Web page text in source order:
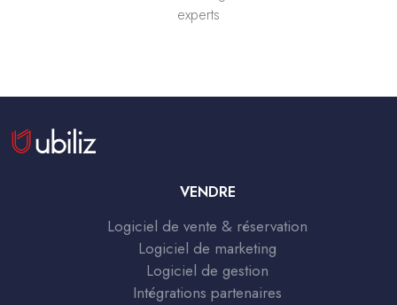
experts
VENDRE
Logiciel de vente & réservation
Logiciel de marketing
Logiciel de gestion
Intégrations partenaires